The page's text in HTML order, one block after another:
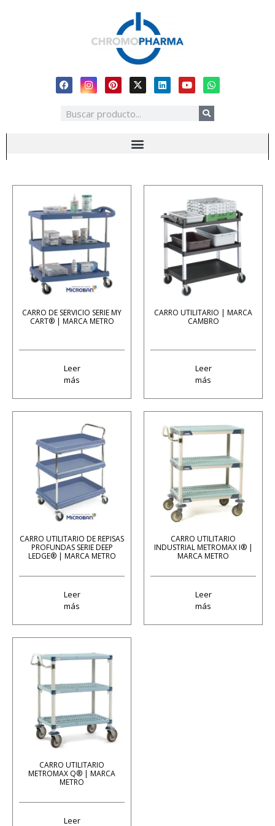
CARRO DE SERVICIO SERIE MY
CART® | MARCA METRO
Leer
más
CARRO UTILITARIO | MARCA
CAMBRO
Leer
más
CARRO UTILITARIO DE REPISAS
PROFUNDAS SERIE DEEP
LEDGE® | MARCA METRO
Leer
más
CARRO UTILITARIO
INDUSTRIAL METROMAX I® |
MARCA METRO
Leer
más
CARRO UTILITARIO
METROMAX Q® | MARCA
METRO
Leer